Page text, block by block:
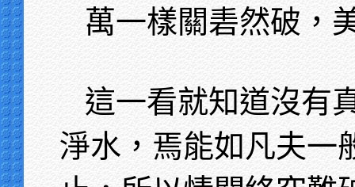
萬一樣關砉然破，
這一看就知道沒有
淨水，焉能如凡夫一